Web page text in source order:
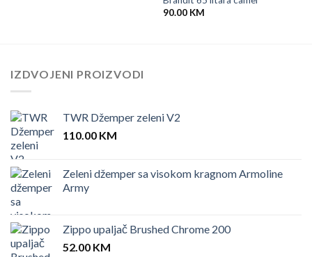
90.00 KM
IZDVOJENI PROIZVODI
TWR Džemper zeleni V2
110.00 KM
Zeleni džemper sa visokom kragnom Armoline
Army
Zippo upaljač Brushed Chrome 200
52.00 KM